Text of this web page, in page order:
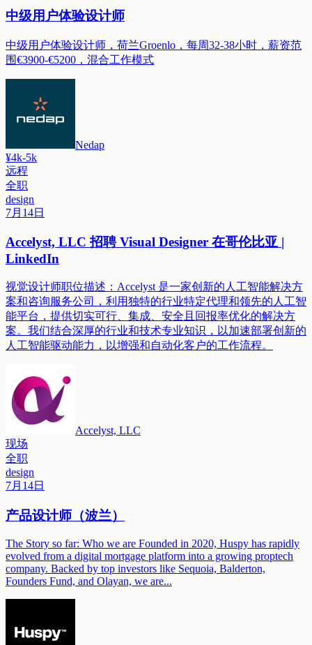
中级用户体验设计师
中级用户体验设计师，荷兰Groenlo，每周32-38小时，薪资范
围€3900-€5200，混合工作模式
Nedap
¥4k-5k
远程
全职
design
7月14日
Accelyst, LLC 招聘 Visual Designer 在哥伦比亚 |
LinkedIn
视觉设计师职位描述：Accelyst 是一家创新的人工智能解决方
案和咨询服务公司，利用独特的行业特定代理和领先的人工智
能平台，提供切实可行、集成、安全且回报率优化的解决方
案。我们结合深厚的行业和技术专业知识，以加速部署创新的
人工智能驱动能力，以增强和自动化客户的工作流程。
Accelyst, LLC
现场
全职
design
7月14日
产品设计师（波兰）
The Story so far: Who we are Founded in 2020, Huspy has rapidly
evolved from a digital mortgage platform into a growing proptech
company. Backed by top investors like Sequoia, Balderton,
Founders Fund, and Olayan, we are...